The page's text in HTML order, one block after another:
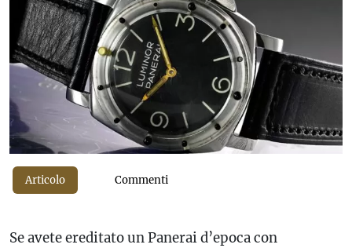
Articolo Commenti
Se avete ereditato un Panerai d’epoca con